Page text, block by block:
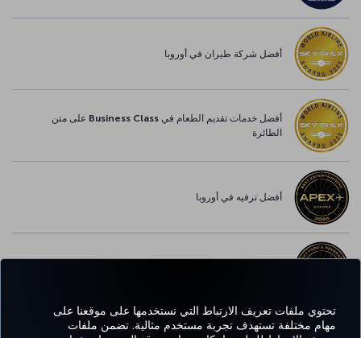
تحتوي ملفات تعريف الارتباط التي نستخدمها على موقعنا على
مهام مختلفة تستهدف تجربة مستخدم مثالية. تضمن ملفات
أفضل شركة طيران في أوروبا
أفضل خدمات تقديم الطعام في Business Class على متن
الطائرة
أفضل ترفيه في أوروبا